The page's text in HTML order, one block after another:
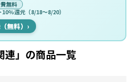
無料
還元（8/18〜8/20）
無料） ›
連」の商品一覧